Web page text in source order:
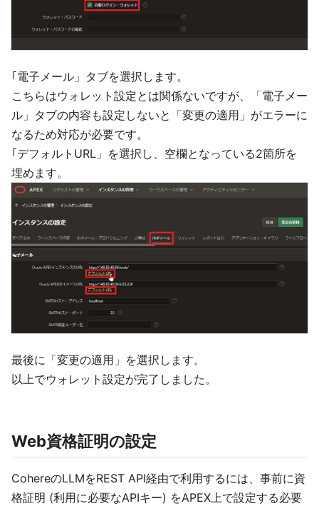
｢電子メール」タブを選択します。
こちらはウォレット設定とは関係ないですが、「電子メー
ル」タブの内容も設定しないと「変更の適用」がエラーに
なるため対応が必要です。
｢デフォルトURL」を選択し、空欄となっている2箇所を
埋めます。
最後に「変更の適用」を選択します。
以上でウォレット設定が完了しました。
Web資格証明の設定
CohereのLLMをREST API経由で利用するには、事前に資
格証明 (利用に必要なAPIキー) をAPEX上で設定する必要